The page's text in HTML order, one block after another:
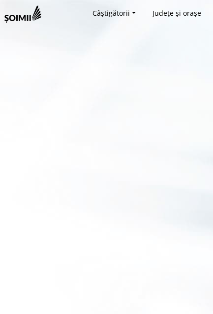
Câștigătorii Județe și orașe